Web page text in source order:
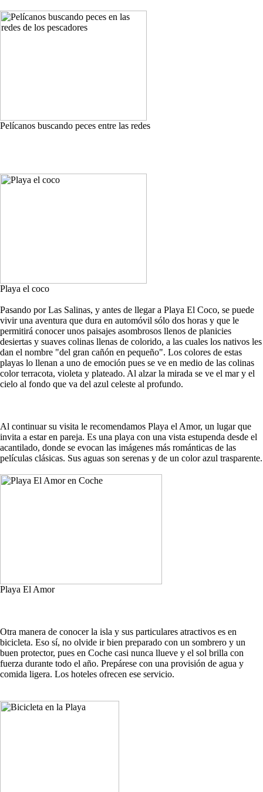
Pelícanos buscando peces entre las redes
Playa el coco
Pasando por Las Salinas, y antes de llegar a Playa El Coco, se puede
vivir una aventura que dura en automóvil sólo dos horas y que le
permitirá conocer unos paisajes asombrosos llenos de planicies
desiertas y suaves colinas llenas de colorido, a las cuales los nativos les
dan el nombre "del gran cañón en pequeño". Los colores de estas
playas lo llenan a uno de emoción pues se ve en medio de las colinas
color terracota, violeta y plateado. Al alzar la mirada se ve el mar y el
cielo al fondo que va del azul celeste al profundo.
Al continuar su visita le recomendamos Playa el Amor, un lugar que
invita a estar en pareja. Es una playa con una vista estupenda desde el
acantilado, donde se evocan las imágenes más románticas de las
películas clásicas. Sus aguas son serenas y de un color azul trasparente.
Playa El Amor
Otra manera de conocer la isla y sus particulares atractivos es en
bicicleta. Eso sí, no olvide ir bien preparado con un sombrero y un
buen protector, pues en Coche casi nunca llueve y el sol brilla con
fuerza durante todo el año. Prepárese con una provisión de agua y
comida ligera. Los hoteles ofrecen ese servicio.